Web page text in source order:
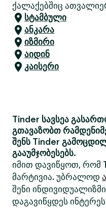
ქალაქებშიც
სტამბული
ანკარა
იზმირი
აიდინ
კაისერი
Tinder სავსეა
გთავაზობთ
შენს Tinder
გააუმჯობესებს.
იმით დავიწყოთ, რომ
მარტივია. უბრალოდ
შენი
დაგავიწყდეს